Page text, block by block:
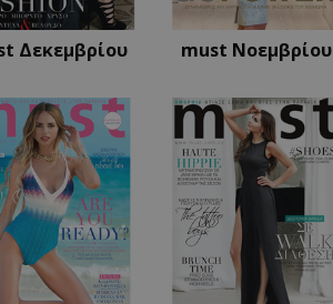
Δεκεμβρίου must Νοεμβρίου
Χρησιμοποιείται για σκοπούς Capping δηλαδή να
διάφορες διαφημιστικές ενέργειες όπως είναι το
Αυτό το cookie χρησιμοποιείται για τη διάκριση
μεταξύ ανθρώπων και ρομπότ. Αυτό είναι
επωφελές για τον ιστότοπο, προκειμένου να κάνει
έγκυρες αναφορές σχετικά με τη χρήση του
ιστότοπού τους.
Αυτό το cookie χρησιμοποιείται για τη διάκριση
μεταξύ ανθρώπων και ρομπότ. Αυτό είναι
επωφελές για τον ιστότοπο, προκειμένου να κάνει
έγκυρες αναφορές σχετικά με τη χρήση του
ιστότοπού τους.